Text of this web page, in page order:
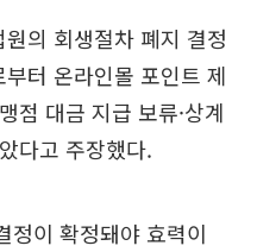
의 회생절차 폐지 결정
터 온라인몰 포인트 제
점 대금 지급 보류·상계
다고 주장했다.
정이 확정돼야 효력이